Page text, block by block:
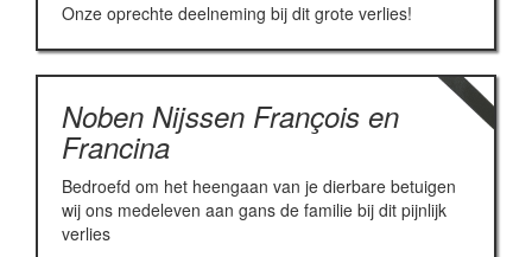
Onze oprechte deelneming bij dit grote verlies!
Noben Nijssen François en
Francina
Bedroefd om het heengaan van je dierbare betuigen
wij ons medeleven aan gans de familie bij dit pijnlijk
verlies